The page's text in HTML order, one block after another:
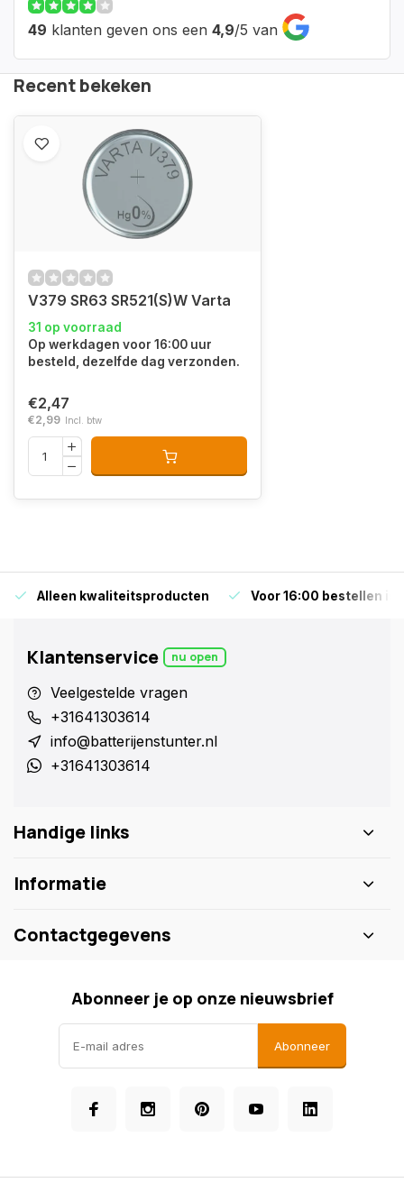
49 klanten geven ons een 4,9/5 van
Recent bekeken
V379 SR63 SR521(S)W Varta
31 op voorraad
Op werkdagen voor 16:00 uur
besteld, dezelfde dag verzonden.
€2,47
€2,99 Incl. btw
Alleen kwaliteitsproducten Voor 16:00 bestellen is
Klantenservice nu open
Veelgestelde vragen
+31641303614
info@batterijenstunter.nl
+31641303614
Handige links
Informatie
Contactgegevens
Abonneer je op onze nieuwsbrief
Abonneer